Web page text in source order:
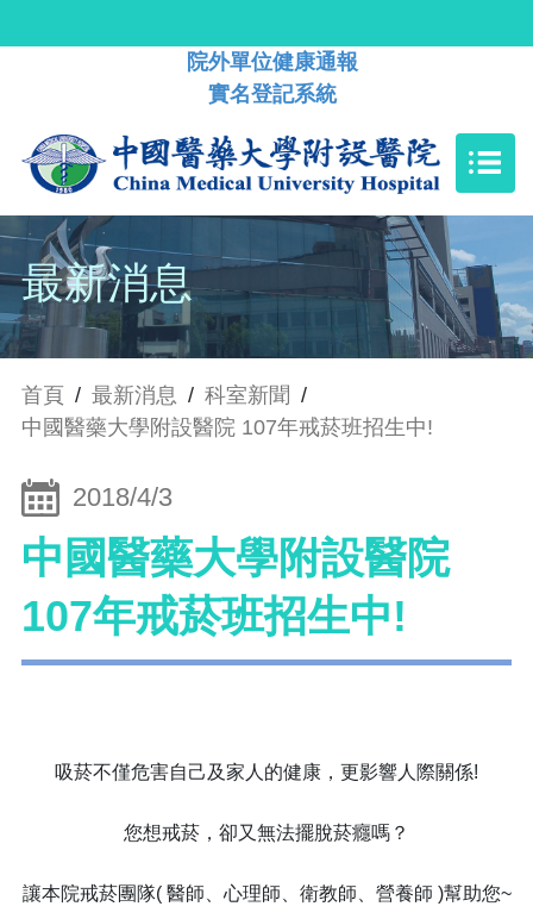
院外單位健康通報
實名登記系統
最新消息
首頁 / 最新消息 / 科室新聞 /
中國醫藥大學附設醫院 107年戒菸班招生中!
2018/4/3
中國醫藥大學附設醫院
107年戒菸班招生中!
吸菸不僅危害自己及家人的健康，更影響人際關係!
您想戒菸，卻又無法擺脫菸癮嗎？
讓本院戒菸團隊( 醫師、心理師、衛教師、營養師 )幫助您~